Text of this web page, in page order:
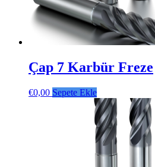
Çap 7 Karbür Freze
€0,00 Sepete Ekle